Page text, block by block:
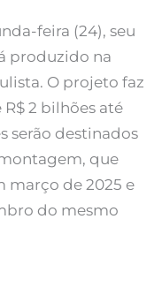
feira (24), seu
produzido na
O projeto faz
2 bilhões até
serão destinados
que
março de 2025 e
do mesmo